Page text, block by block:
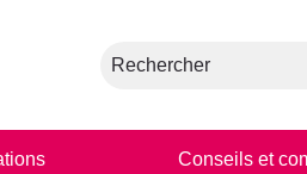
Rechercher
Conseils et